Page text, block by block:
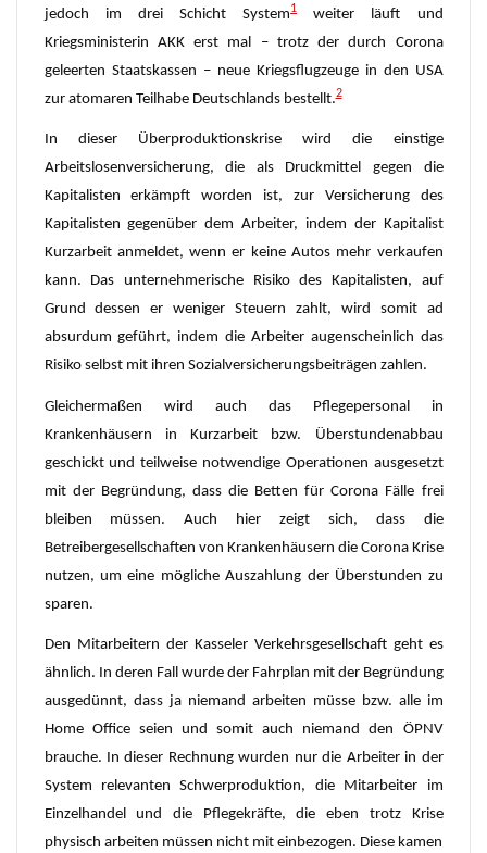
jedoch im drei Schicht System1
weiter läuft und
Kriegsministerin AKK erst mal – trotz der durch Corona
geleerten Staatskassen – neue Kriegsflugzeuge in den USA
zur atomaren Teilhabe Deutschlands bestellt.2
In dieser Überproduktionskrise wird die einstige
Arbeitslosenversicherung, die als Druckmittel gegen die
Kapitalisten erkämpft worden ist, zur Versicherung des
Kapitalisten gegenüber dem Arbeiter, indem der Kapitalist
Kurzarbeit anmeldet, wenn er keine Autos mehr verkaufen
kann. Das unternehmerische Risiko des Kapitalisten, auf
Grund dessen er weniger Steuern zahlt, wird somit ad
absurdum geführt, indem die Arbeiter augenscheinlich das
Risiko selbst mit ihren Sozialversicherungsbeiträgen zahlen.
Gleichermaßen wird auch das Pflegepersonal in
Krankenhäusern in Kurzarbeit bzw. Überstundenabbau
geschickt und teilweise notwendige Operationen ausgesetzt
mit der Begründung, dass die Betten für Corona Fälle frei
bleiben müssen. Auch hier zeigt sich, dass die
Betreibergesellschaften von Krankenhäusern die Corona Krise
nutzen, um eine mögliche Auszahlung der Überstunden zu
sparen.
Den Mitarbeitern der Kasseler Verkehrsgesellschaft geht es
ähnlich. In deren Fall wurde der Fahrplan mit der Begründung
ausgedünnt, dass ja niemand arbeiten müsse bzw. alle im
Home Office seien und somit auch niemand den ÖPNV
brauche. In dieser Rechnung wurden nur die Arbeiter in der
System relevanten Schwerproduktion, die Mitarbeiter im
Einzelhandel und die Pflegekräfte, die eben trotz Krise
physisch arbeiten müssen nicht mit einbezogen. Diese kamen